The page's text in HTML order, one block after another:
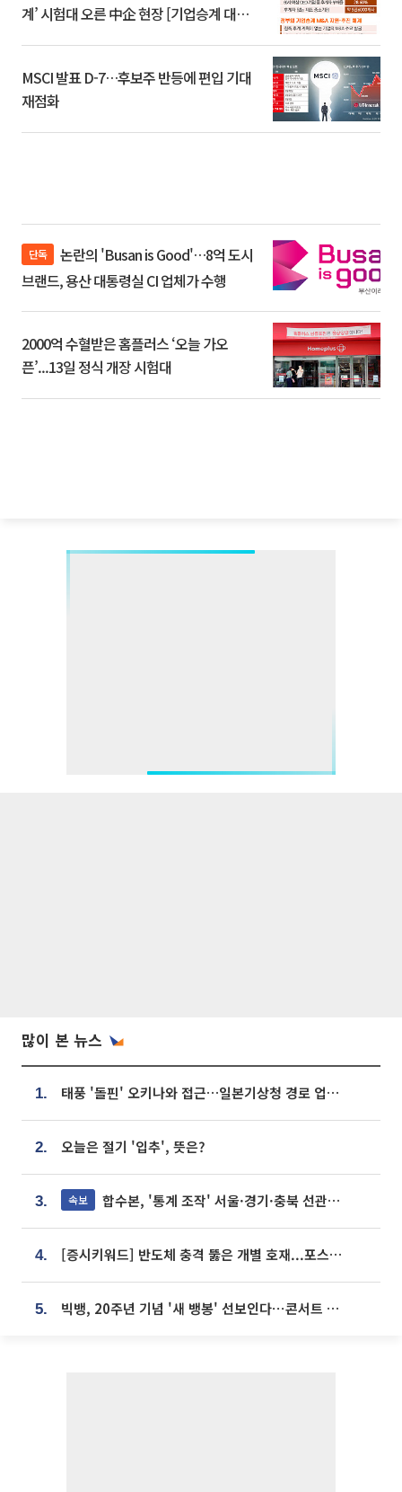
계’ 시험대 오른 中企 현장 [기업승계 대전
MSCI 발표 D-7…후보주 반등에 편입 기대
재점화
단독
브랜드, 용산 대통령실 CI 업체가 수행
2000억 수혈받은 홈플러스 ‘오늘 가오
픈’...13일 정식 개장 시험대
많이 본 뉴스
1. 태풍 '돌핀' 오키나와 접근…일본기상청 경로 업데이트
2. 오늘은 절기 '입추', 뜻은?
3. 속보 합수본, '통계 조작' 서울·경기·충북 선관위 등 추가 압수수색
4. [증시키워드] 반도체 충격 뚫은 개별 호재...포스코퓨처엠·에코프로·한화솔루션 '눈길'
5. 빅뱅, 20주년 기념 '새 뱅봉' 선보인다⋯콘서트 앞두고 팝업 개최